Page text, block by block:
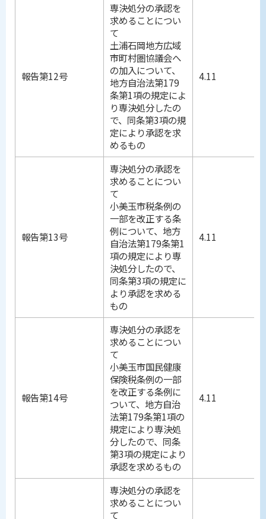
報告第12号
専決処分の承認を
求めることについ
て
土浦石岡地方広域
市町村圏協議会へ
の加入について、
地方自治法第179
条第1項の規定によ
り専決処分したの
で、同条第3項の規
定により承認を求
めるもの
4.11
報告第13号
専決処分の承認を
求めることについ
て
小美玉市税条例の
一部を改正する条
例について、地方
自治法第179条第1
項の規定により専
決処分したので、
同条第3項の規定に
より承認を求める
もの
4.11
報告第14号
専決処分の承認を
求めることについ
て
小美玉市国民健康
保険税条例の一部
を改正する条例に
ついて、地方自治
法第179条第1項の
規定により専決処
分したので、同条
第3項の規定により
承認を求めるもの
4.11
専決処分の承認を
求めることについ
て